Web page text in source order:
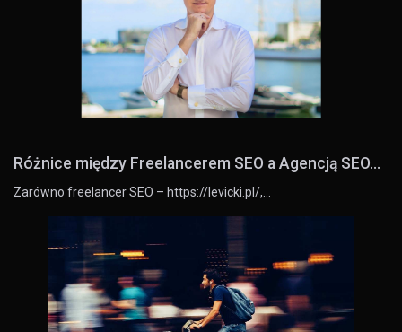
Różnice między Freelancerem SEO a Agencją SEO...
Zarówno freelancer SEO – https://levicki.pl/,…